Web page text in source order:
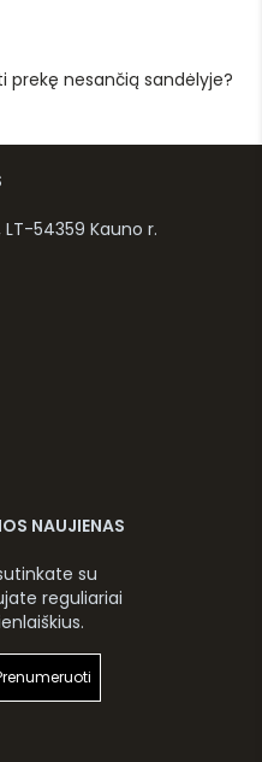
prekę nesančią sandėlyje?
54359 Kauno r.
NAUJIENAS
su
reguliariai